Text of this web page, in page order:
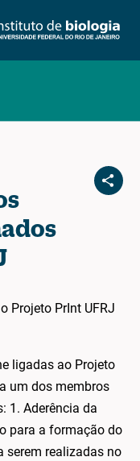
Projeto PrInt UFRJ
ligadas ao Projeto
um dos membros
1. Aderência da
para a formação do
serem realizadas no